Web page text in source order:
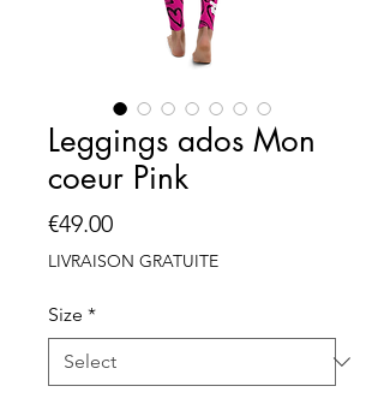
Leggings ados Mon
coeur Pink
€49.00Price
LIVRAISON GRATUITE
Size *